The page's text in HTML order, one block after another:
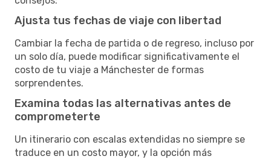
Ajusta tus fechas de viaje con libertad
Cambiar la fecha de partida o de regreso, incluso por
un solo día, puede modificar significativamente el
costo de tu viaje a Mánchester de formas
sorprendentes.
Examina todas las alternativas antes de
comprometerte
Un itinerario con escalas extendidas no siempre se
traduce en un costo mayor, y la opción más